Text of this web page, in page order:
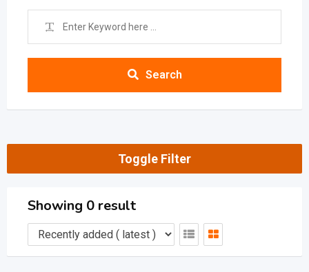
Search
Toggle Filter
Showing 0 result